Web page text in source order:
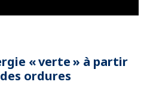
« verte » à partir
ordures